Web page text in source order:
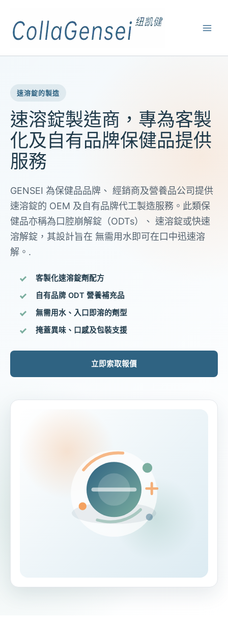
速溶錠的製造
速溶錠製造商，專為客製
化及自有品牌保健品提供
服務
GENSEI 為保健品品牌、 經銷商及營養品公司提供
速溶錠的 OEM 及自有品牌代工製造服務。此類保
健品亦稱為口腔崩解錠（ODTs）、 速溶錠或快速
溶解錠，其設計旨在 無需用水即可在口中迅速溶
解。.
客製化速溶錠劑配方
自有品牌 ODT 營養補充品
無需用水、入口即溶的劑型
掩蓋異味、口感及包裝支援
立即索取報價